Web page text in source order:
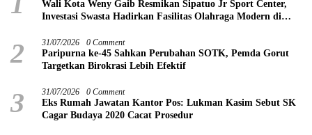
Wali Kota Weny Gaib Resmikan Sipatuo Jr Sport Center,
Investasi Swasta Hadirkan Fasilitas Olahraga Modern di
2 31/07/2026 0 Comment
Paripurna ke-45 Sahkan Perubahan SOTK, Pemda Gorut
Targetkan Birokrasi Lebih Efektif
3 31/07/2026 0 Comment
Eks Rumah Jawatan Kantor Pos: Lukman Kasim Sebut SK
Cagar Budaya 2020 Cacat Prosedur